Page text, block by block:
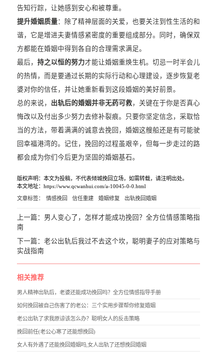
告知行踪，让她感到安心和被尊重。
提升婚姻质量：除了精神层面的关爱，也要关注到性生活的和
谐，它是增进夫妻情感紧密度的重要组成部分。同时，确保双
方都能在婚姻中得到各自的合理需求满足。
最后， 持之以恒的努力才能让婚姻重焕生机。切忌一时半会儿
的热情，而是要通过长期的实际行动和心理建设，逐步恢复老
婆对你的信任，并让她重新看到这段婚姻的美好前景。
总的来说， 出轨后的婚姻并非无药可救，关键在于你是否真心
悔改以及付出多少努力去修补裂痕。只要你坚定信念，采取恰
当的方法，带着满满的诚意去挽回，婚姻这艘船还是有可能驶
回幸福港湾的。记住，挽回的过程虽艰辛，但每一步走过的路
都会成为你们今后更为坚固的婚姻基石。
版权声明：本文为投稿，不代表倾城挽回立场，如需转载，请注明出处。
本文地址：https://www.qcwanhui.com/a-10045-0-0.html
文章标签： 情感挽回 信任重建 婚姻修复 出轨挽回婚姻
上一篇： 男人变心了，怎样才能成功挽回？全方位情感策略指
南
下一篇： 老公出轨后我过不去这个坎，聪明妻子的应对策略与
实战指南
相关推荐
男人精神出轨后，老婆还能成功挽回吗？全方位情感指导手册
如何挽回被自己伤害了的老公：三个实用步骤帮你修复婚姻
老公出轨了求我原谅该怎么办？聪明女人的反击策略
挽回前任(老公心寒了还能想挽回)
女人有外遇了还能挽回婚姻吗,女人出轨了还想挽回婚姻